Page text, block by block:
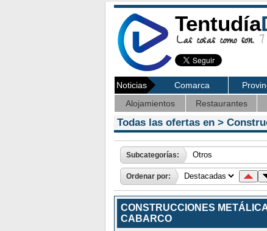
Tentudía
Las cosas como son.
Noticias Comarca
Alojamientos
Restaurantes
Todas las ofertas en >
Subcategorías:
Ordenar por:
CONSTRUCCIONES
CABARCO